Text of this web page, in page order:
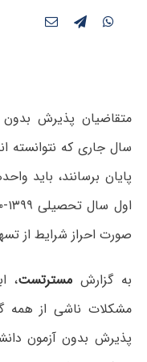
متقاضیان پذیرش بدون
سال جاری که نتوانسته
پایان برسانند، باید
صورت احراز شرایط از
به گزارش مسترتست،
پذیرش بدون آزمون